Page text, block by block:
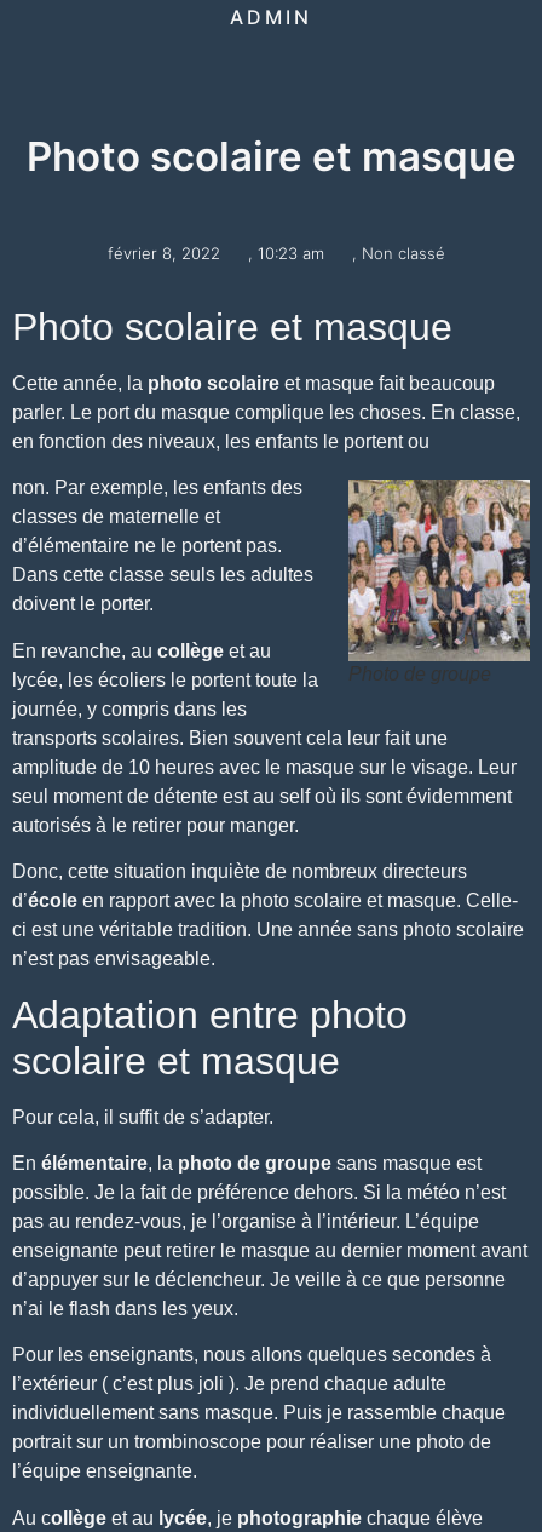
ADMIN
Photo scolaire et masque
février 8, 2022 , 10:23 am , Non classé
Photo scolaire et masque
Cette année, la photo scolaire et masque fait beaucoup
parler. Le port du masque complique les choses. En classe,
en fonction des niveaux, les enfants le portent ou
Photo de groupe
non. Par exemple, les enfants des
classes de maternelle et
d’élémentaire ne le portent pas.
Dans cette classe seuls les adultes
doivent le porter.
En revanche, au collège et au
lycée, les écoliers le portent toute la
journée, y compris dans les
transports scolaires. Bien souvent cela leur fait une
amplitude de 10 heures avec le masque sur le visage. Leur
seul moment de détente est au self où ils sont évidemment
autorisés à le retirer pour manger.
Donc, cette situation inquiète de nombreux directeurs
d’école en rapport avec la photo scolaire et masque. Celle-
ci est une véritable tradition. Une année sans photo scolaire
n’est pas envisageable.
Adaptation entre photo
scolaire et masque
Pour cela, il suffit de s’adapter.
En élémentaire, la photo de groupe sans masque est
possible. Je la fait de préférence dehors. Si la météo n’est
pas au rendez-vous, je l’organise à l’intérieur. L’équipe
enseignante peut retirer le masque au dernier moment avant
d’appuyer sur le déclencheur. Je veille à ce que personne
n’ai le flash dans les yeux.
Pour les enseignants, nous allons quelques secondes à
l’extérieur ( c’est plus joli ). Je prend chaque adulte
individuellement sans masque. Puis je rassemble chaque
portrait sur un trombinoscope pour réaliser une photo de
l’équipe enseignante.
Au collège et au lycée, je photographie chaque élève